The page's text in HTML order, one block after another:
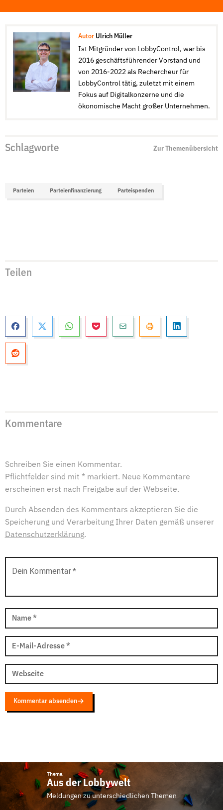
Autor Ulrich Müller
Ist Mitgründer von LobbyControl, war bis
2016 geschäftsführender Vorstand und
von 2016-2022 als Rechercheur für
LobbyControl tätig, zuletzt mit einem
Fokus auf Digitalkonzerne und die
ökonomische Macht großer Unternehmen.
Schlagworte Zur Themenübersicht
Parteien Parteienfinanzierung Parteispenden
Teilen
Kommentare
Schreiben Sie einen Kommentar.
Pflichtfelder sind mit * markiert. Neue Kommentare
erscheinen erst nach Freigabe auf der Webseite.
Durch Absenden des Kommentars akzeptieren Sie die
Speicherung und Verarbeitung Ihrer Daten gemäß unserer
Datenschutzerklärung.
Dein Kommentar*
Name *
E-Mail-Adresse *
Webseite
Kommentar absenden
Thema
Aus der Lobbywelt
Meldungen zu unterschiedlichen Themen